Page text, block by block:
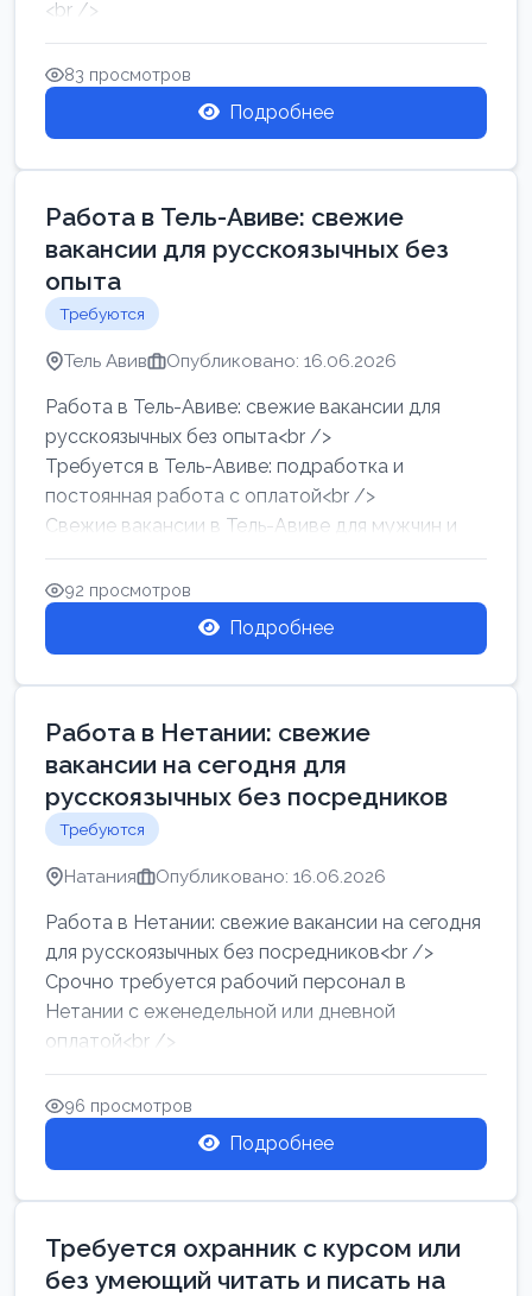
<br />
Работа в Нетании на мебельном производстве:
требу...
83 просмотров
Подробнее
Работа в Тель-Авиве: свежие
вакансии для русскоязычных без
опыта
Требуются
Тель Авив Опубликовано: 16.06.2026
Работа в Тель-Авиве: свежие вакансии для
русскоязычных без опыта<br />
Требуется в Тель-Авиве: подработка и
постоянная работа с оплатой<br />
Свежие вакансии в Тель-Авиве для мужчин и
женщин от хозя...
92 просмотров
Подробнее
Работа в Нетании: свежие
вакансии на сегодня для
русскоязычных без посредников
Требуются
Натания Опубликовано: 16.06.2026
Работа в Нетании: свежие вакансии на сегодня
для русскоязычных без посредников<br />
Срочно требуется рабочий персонал в
Нетании с еженедельной или дневной
оплатой<br />
Свежие вакансии в Нетании дл...
96 просмотров
Подробнее
Требуется охранник с курсом или
без умеющий читать и писать на